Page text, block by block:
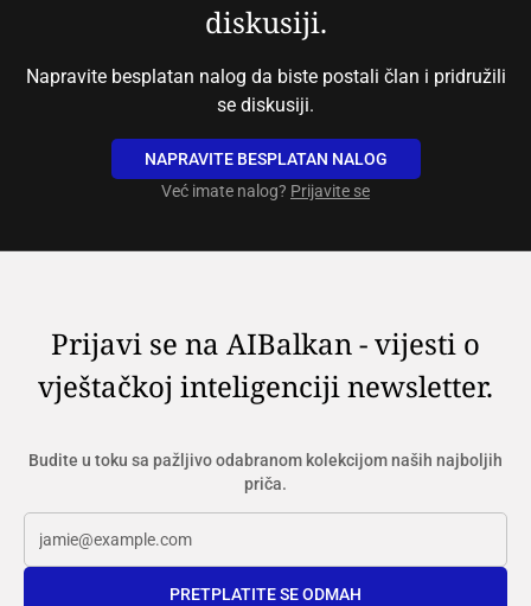
diskusiji.
Napravite besplatan nalog da biste postali član i pridružili
se diskusiji.
NAPRAVITE BESPLATAN NALOG
Već imate nalog? Prijavite se
Prijavi se na AIBalkan - vijesti o
vještačkoj inteligenciji newsletter.
Budite u toku sa pažljivo odabranom kolekcijom naših najboljih
priča.
PRETPLATITE SE ODMAH